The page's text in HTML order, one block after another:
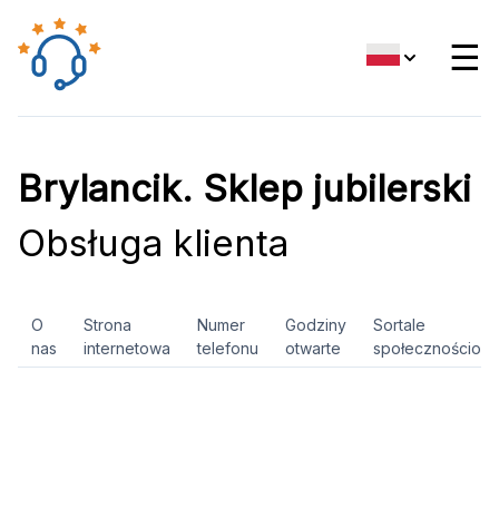
☰
Brylancik. Sklep jubilerski
Obsługa klienta
O
nas
Strona
internetowa
Numer
telefonu
Godziny
otwarte
Sortale